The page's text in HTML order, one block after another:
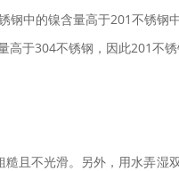
中的镍含量高于201不锈
于304不锈钢，因此201不锈
且不光滑。另外，用水弄